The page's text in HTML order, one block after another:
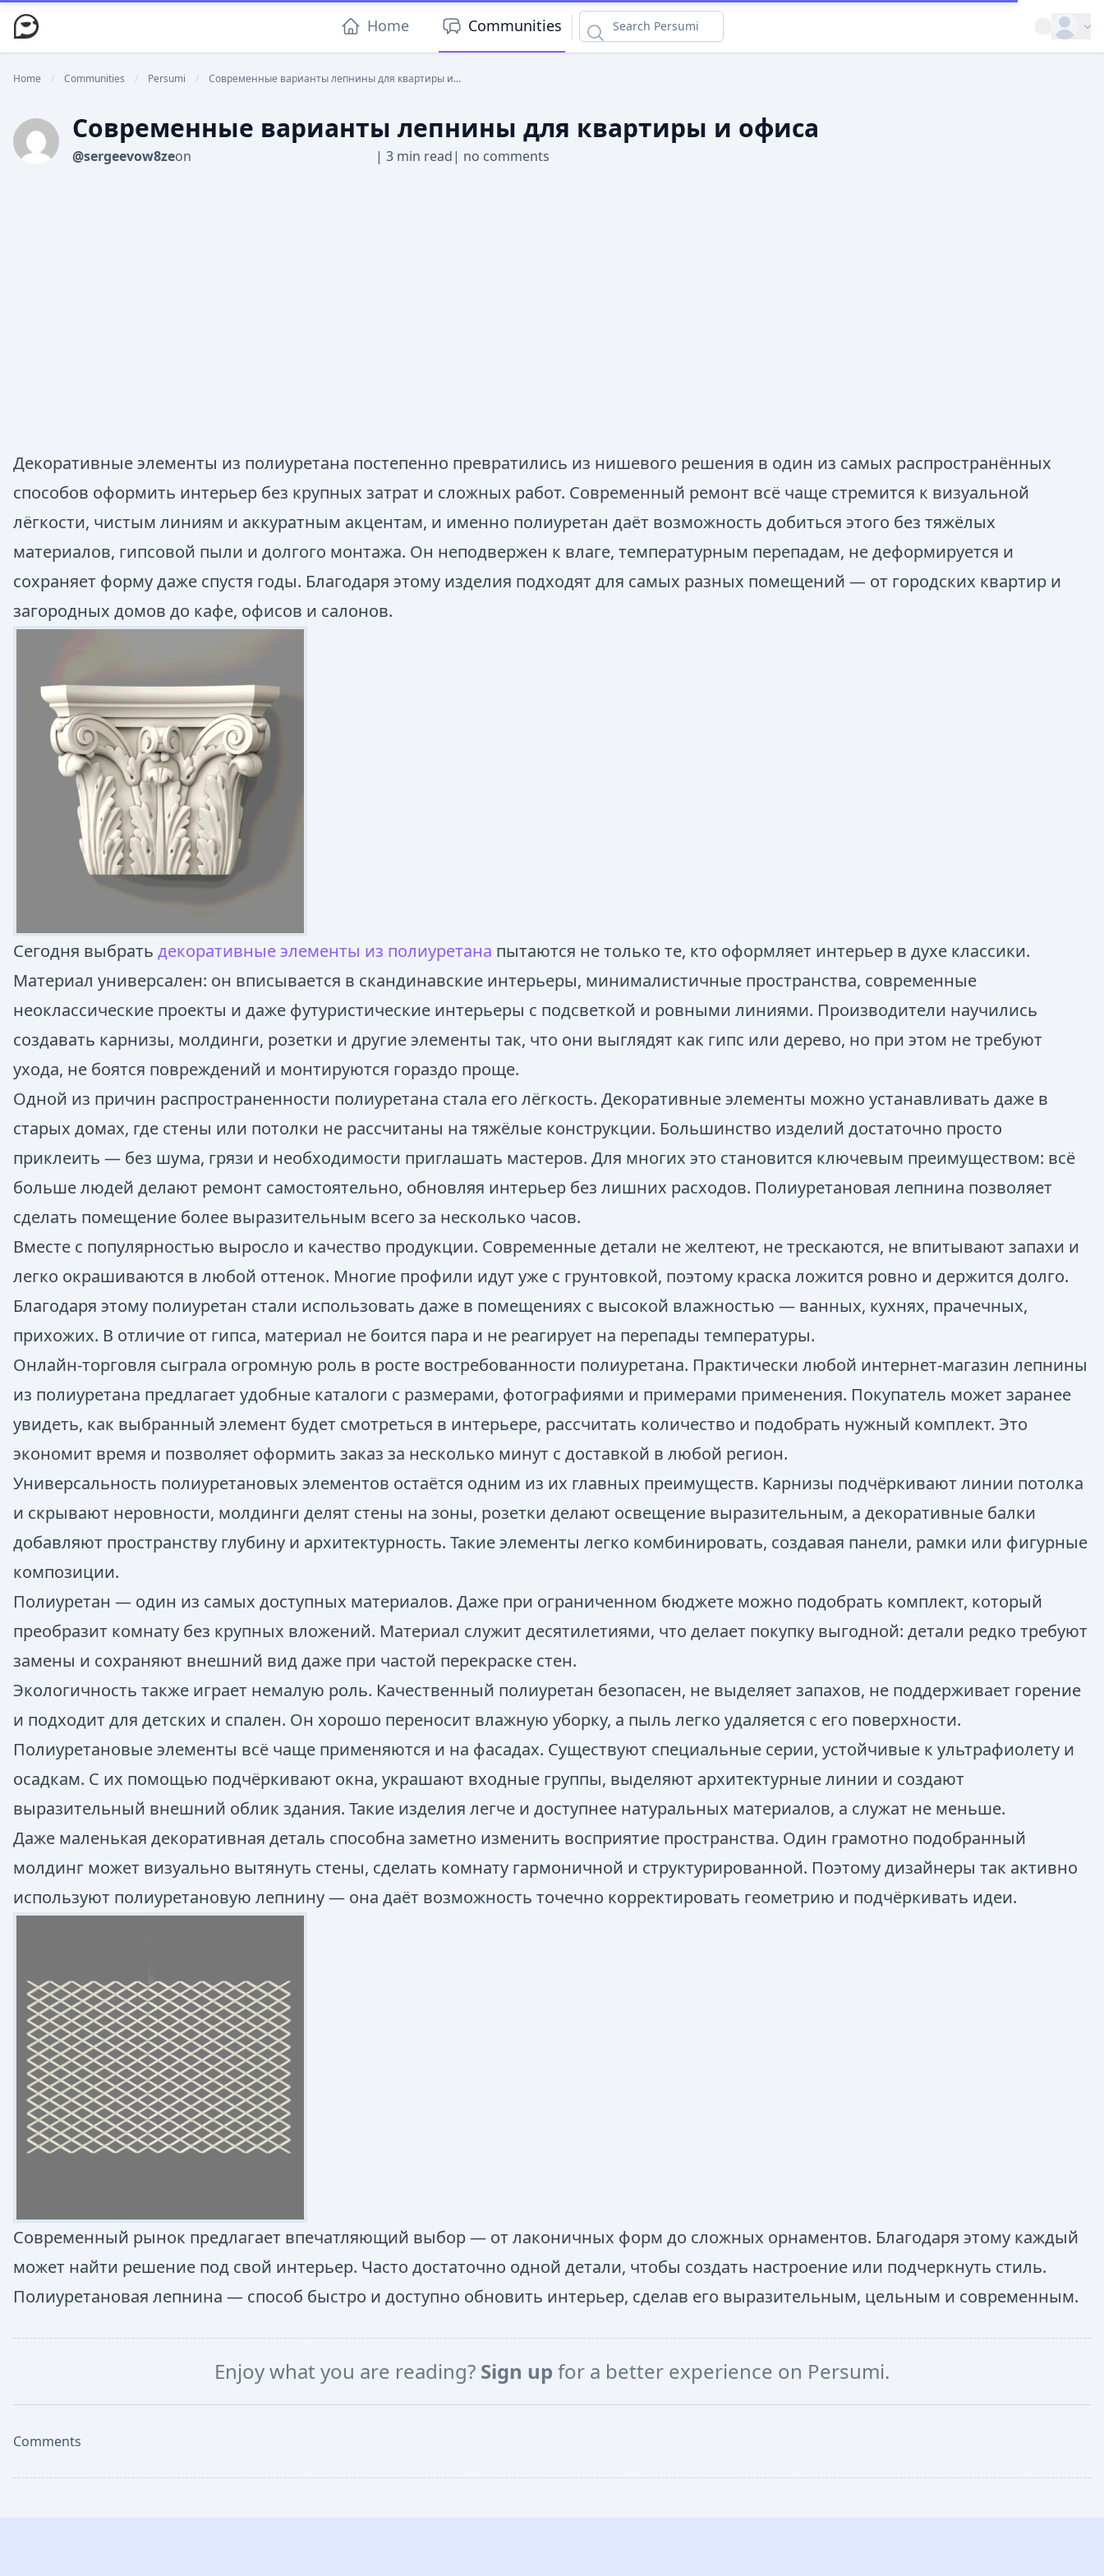
Home Communities Open
Home / Communities / Persumi / Современные варианты лепнины для квартиры и...
Современные варианты лепнины для квартиры и офиса
@sergeevow8zeon | 3 min read| no comments
Декоративные элементы из полиуретана постепенно превратились из нишевого решения в один из самых распространённых
способов оформить интерьер без крупных затрат и сложных работ. Современный ремонт всё чаще стремится к визуальной
лёгкости, чистым линиям и аккуратным акцентам, и именно полиуретан даёт возможность добиться этого без тяжёлых
материалов, гипсовой пыли и долгого монтажа. Он неподвержен к влаге, температурным перепадам, не деформируется и
сохраняет форму даже спустя годы. Благодаря этому изделия подходят для самых разных помещений — от городских квартир и
загородных домов до кафе, офисов и салонов.
Сегодня выбрать декоративные элементы из полиуретана пытаются не только те, кто оформляет интерьер в духе классики.
Материал универсален: он вписывается в скандинавские интерьеры, минималистичные пространства, современные
неоклассические проекты и даже футуристические интерьеры с подсветкой и ровными линиями. Производители научились
создавать карнизы, молдинги, розетки и другие элементы так, что они выглядят как гипс или дерево, но при этом не требуют
ухода, не боятся повреждений и монтируются гораздо проще.
Одной из причин распространенности полиуретана стала его лёгкость. Декоративные элементы можно устанавливать даже в
старых домах, где стены или потолки не рассчитаны на тяжёлые конструкции. Большинство изделий достаточно просто
приклеить — без шума, грязи и необходимости приглашать мастеров. Для многих это становится ключевым преимуществом: всё
больше людей делают ремонт самостоятельно, обновляя интерьер без лишних расходов. Полиуретановая лепнина позволяет
сделать помещение более выразительным всего за несколько часов.
Вместе с популярностью выросло и качество продукции. Современные детали не желтеют, не трескаются, не впитывают запахи и
легко окрашиваются в любой оттенок. Многие профили идут уже с грунтовкой, поэтому краска ложится ровно и держится долго.
Благодаря этому полиуретан стали использовать даже в помещениях с высокой влажностью — ванных, кухнях, прачечных,
прихожих. В отличие от гипса, материал не боится пара и не реагирует на перепады температуры.
Онлайн-торговля сыграла огромную роль в росте востребованности полиуретана. Практически любой интернет-магазин лепнины
из полиуретана предлагает удобные каталоги с размерами, фотографиями и примерами применения. Покупатель может заранее
увидеть, как выбранный элемент будет смотреться в интерьере, рассчитать количество и подобрать нужный комплект. Это
экономит время и позволяет оформить заказ за несколько минут с доставкой в любой регион.
Универсальность полиуретановых элементов остаётся одним из их главных преимуществ. Карнизы подчёркивают линии потолка
и скрывают неровности, молдинги делят стены на зоны, розетки делают освещение выразительным, а декоративные балки
добавляют пространству глубину и архитектурность. Такие элементы легко комбинировать, создавая панели, рамки или фигурные
композиции.
Полиуретан — один из самых доступных материалов. Даже при ограниченном бюджете можно подобрать комплект, который
преобразит комнату без крупных вложений. Материал служит десятилетиями, что делает покупку выгодной: детали редко требуют
замены и сохраняют внешний вид даже при частой перекраске стен.
Экологичность также играет немалую роль. Качественный полиуретан безопасен, не выделяет запахов, не поддерживает горение
и подходит для детских и спален. Он хорошо переносит влажную уборку, а пыль легко удаляется с его поверхности.
Полиуретановые элементы всё чаще применяются и на фасадах. Существуют специальные серии, устойчивые к ультрафиолету и
осадкам. С их помощью подчёркивают окна, украшают входные группы, выделяют архитектурные линии и создают
выразительный внешний облик здания. Такие изделия легче и доступнее натуральных материалов, а служат не меньше.
Даже маленькая декоративная деталь способна заметно изменить восприятие пространства. Один грамотно подобранный
молдинг может визуально вытянуть стены, сделать комнату гармоничной и структурированной. Поэтому дизайнеры так активно
используют полиуретановую лепнину — она даёт возможность точечно корректировать геометрию и подчёркивать идеи.
Современный рынок предлагает впечатляющий выбор — от лаконичных форм до сложных орнаментов. Благодаря этому каждый
может найти решение под свой интерьер. Часто достаточно одной детали, чтобы создать настроение или подчеркнуть стиль.
Полиуретановая лепнина — способ быстро и доступно обновить интерьер, сделав его выразительным, цельным и современным.
Enjoy what you are reading? Sign up for a better experience on Persumi.
Comments